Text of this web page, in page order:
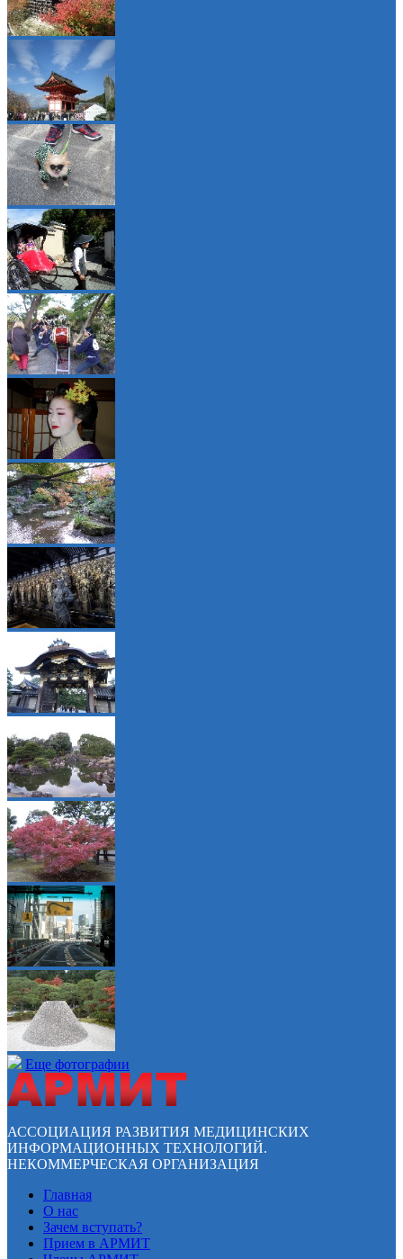
Еще фотографии
АССОЦИАЦИЯ РАЗВИТИЯ МЕДИЦИНСКИХ
ИНФОРМАЦИОННЫХ ТЕХНОЛОГИЙ.
НЕКОММЕРЧЕСКАЯ ОРГАНИЗАЦИЯ
Главная
О нас
Зачем вступать?
Прием в АРМИТ